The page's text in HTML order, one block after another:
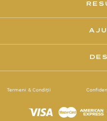
Termeni & Condiții